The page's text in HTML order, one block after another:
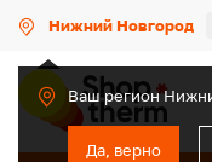
Нижний Новгород
Ваш регион
Да, верно